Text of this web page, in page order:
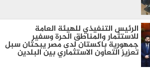
الرئيس التنفيذي للهيئة العامة
للاستثمار والمناطق الحرة وسفير
جمهورية باكستان لدى مصر يبحثان سبل
تعزيز التعاون الاستثماري بين البلدين